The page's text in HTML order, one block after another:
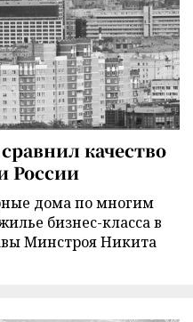
качество
России
дома по многим
бизнес-класса в
Минстроя Никита